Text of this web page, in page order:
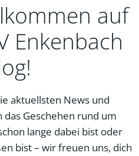
auf
Enkenbach
aktuellsten News und
das Geschehen rund um
lange dabei bist oder
bist – wir freuen uns, dich